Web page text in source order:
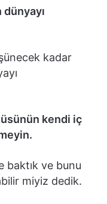
kadar
kendi iç
baktık ve bunu
miyiz dedik.